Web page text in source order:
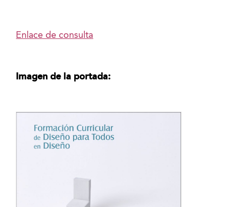
Enlace de consulta
Imagen de la portada: